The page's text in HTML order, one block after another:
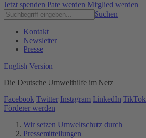
Jetzt spenden Pate werden Mitglied werden
Suchen
Kontakt
Newsletter
Presse
English Version
Die Deutsche Umwelthilfe im Netz
Facebook Twitter Instagram LinkedIn TikTok
Förderer werden
Wir setzen Umweltschutz durch
Pressemitteilungen